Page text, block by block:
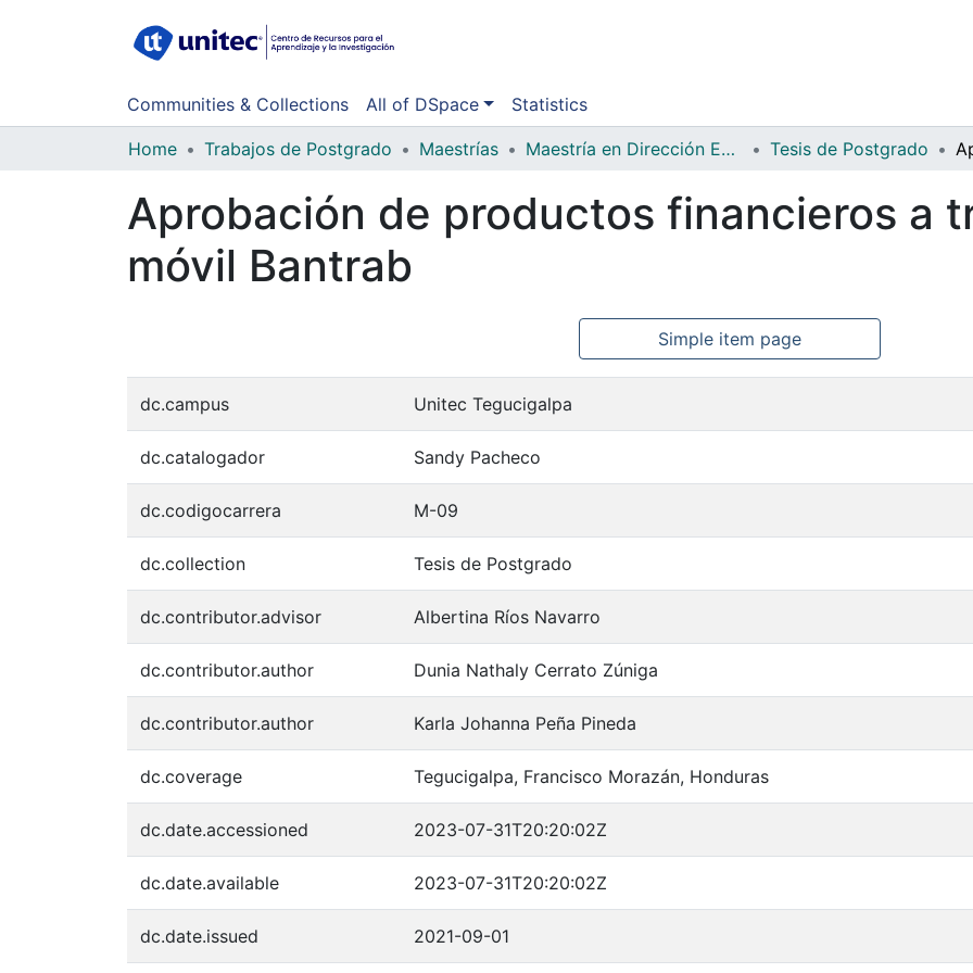
Communities & Collections All of DSpace Statistics
Home Trabajos de Postgrado Maestrías Maestría en Dirección Empresarial Tesis de Postgrado
Aprobación de productos financieros a
móvil Bantrab
Simple item page
dc.campus Unitec Tegucigalpa
dc.catalogador Sandy Pacheco
dc.codigocarrera M-09
dc.collection Tesis de Postgrado
dc.contributor.advisor Albertina Ríos Navarro
dc.contributor.author Dunia Nathaly Cerrato Zúniga
dc.contributor.author Karla Johanna Peña Pineda
dc.coverage Tegucigalpa, Francisco Morazán, Honduras
dc.date.accessioned 2023-07-31T20:20:02Z
dc.date.available 2023-07-31T20:20:02Z
dc.date.issued 2021-09-01